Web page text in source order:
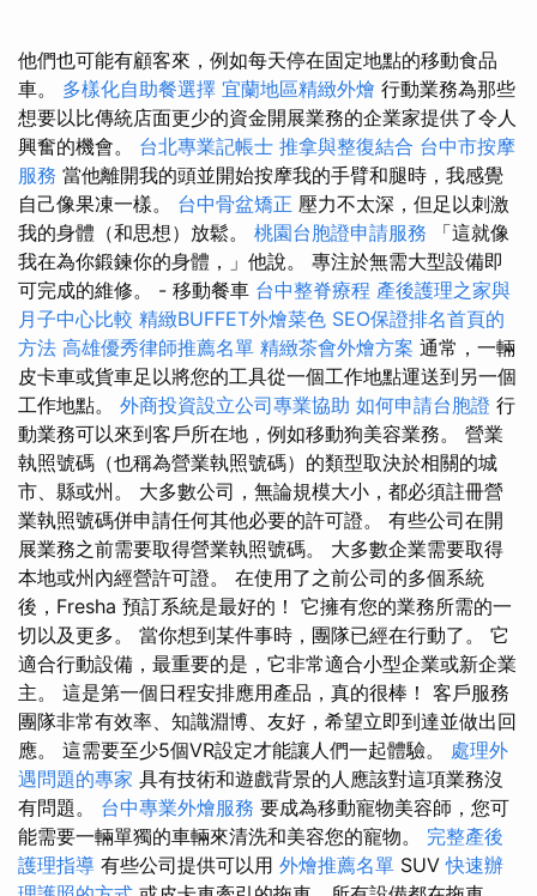
他們也可能有顧客來，例如每天停在固定地點的移動食品
車。 多樣化自助餐選擇 宜蘭地區精緻外燴 行動業務為那些
想要以比傳統店面更少的資金開展業務的企業家提供了令人
興奮的機會。 台北專業記帳士 推拿與整復結合 台中市按摩
服務 當他離開我的頭並開始按摩我的手臂和腿時，我感覺
自己像果凍一樣。 台中骨盆矯正 壓力不太深，但足以刺激
我的身體（和思想）放鬆。 桃園台胞證申請服務 「這就像
我在為你鍛鍊你的身體，」他說。 專注於無需大型設備即
可完成的維修。 - 移動餐車 台中整脊療程 產後護理之家與
月子中心比較 精緻BUFFET外燴菜色 SEO保證排名首頁的
方法 高雄優秀律師推薦名單 精緻茶會外燴方案 通常，一輛
皮卡車或貨車足以將您的工具從一個工作地點運送到另一個
工作地點。 外商投資設立公司專業協助 如何申請台胞證 行
動業務可以來到客戶所在地，例如移動狗美容業務。 營業
執照號碼（也稱為營業執照號碼）的類型取決於相關的城
市、縣或州。 大多數公司，無論規模大小，都必須註冊營
業執照號碼併申請任何其他必要的許可證。 有些公司在開
展業務之前需要取得營業執照號碼。 大多數企業需要取得
本地或州內經營許可證。 在使用了之前公司的多個系統
後，Fresha 預訂系統是最好的！ 它擁有您的業務所需的一
切以及更多。 當你想到某件事時，團隊已經在行動了。 它
適合行動設備，最重要的是，它非常適合小型企業或新企業
主。 這是第一個日程安排應用產品，真的很棒！ 客戶服務
團隊非常有效率、知識淵博、友好，希望立即到達並做出回
應。 這需要至少5個VR設定才能讓人們一起體驗。 處理外
遇問題的專家 具有技術和遊戲背景的人應該對這項業務沒
有問題。 台中專業外燴服務 要成為移動寵物美容師，您可
能需要一輛單獨的車輛來清洗和美容您的寵物。 完整產後
護理指導 有些公司提供可以用 外燴推薦名單 SUV快速辦